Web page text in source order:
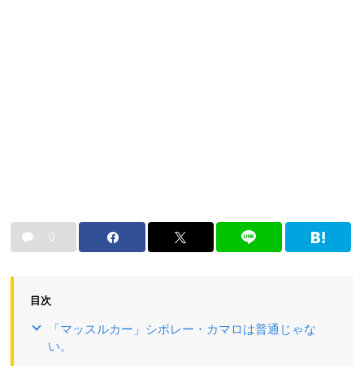
0
目次
「マッスルカー」シボレー・カマロは普通じゃな
い。